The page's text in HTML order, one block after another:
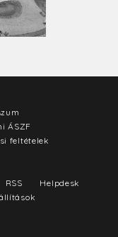
ÁSZF
feltételek
RSS
Helpdesk